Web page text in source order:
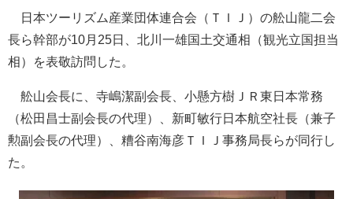
日本ツーリズム産業団体連合会（ＴＩＪ）の舩山龍二会
長ら幹部が10月25日、北川一雄国土交通相（観光立国担当
相）を表敬訪問した。
舩山会長に、寺嶋潔副会長、小懸方樹ＪＲ東日本常務
（松田昌士副会長の代理）、新町敏行日本航空社長（兼子
勲副会長の代理）、糟谷南海彦ＴＩＪ事務局長らが同行し
た。